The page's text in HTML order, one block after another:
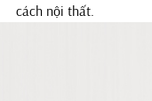
cách nội thất.